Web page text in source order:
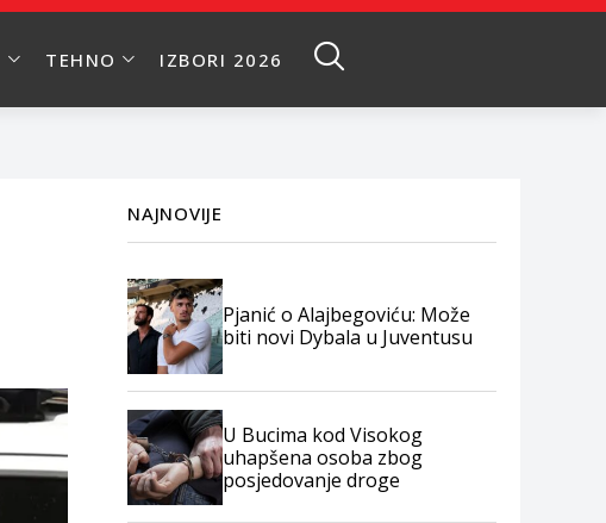
TEHNO IZBORI 2026
NAJNOVIJE
Pjanić o Alajbegoviću: Može
biti novi Dybala u Juventusu
U Bucima kod Visokog
uhapšena osoba zbog
posjedovanje droge